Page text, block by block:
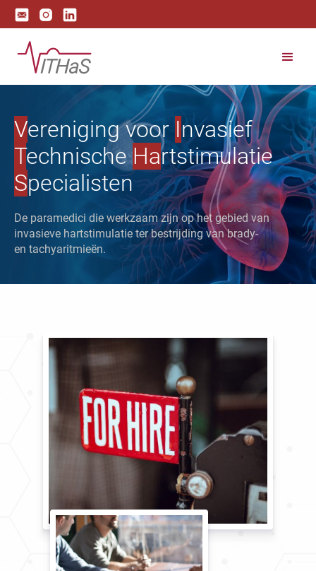
Vereniging voorInvasief
TechnischeHartstimulatie
Specialisten
De paramedici die werkzaam zijn op het gebied van
invasieve hartstimulatie ter bestrijding van brady-
en tachyaritmieën.